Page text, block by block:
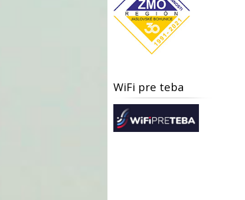
WiFi pre teba